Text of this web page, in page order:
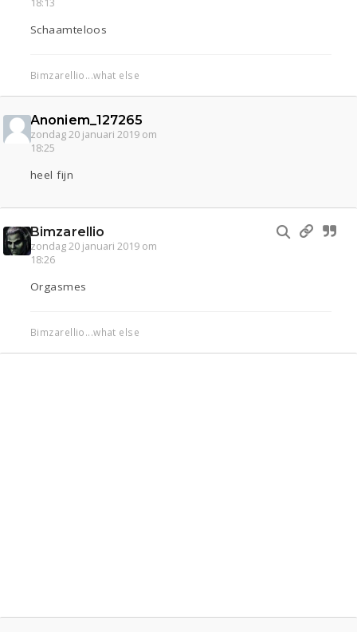
18:13
Schaamteloos
Bimzarellio...what else
Anoniem_127265
zondag 20 januari 2019 om
18:25
heel fijn
Bimzarellio
zondag 20 januari 2019 om
18:26
Orgasmes
Bimzarellio...what else